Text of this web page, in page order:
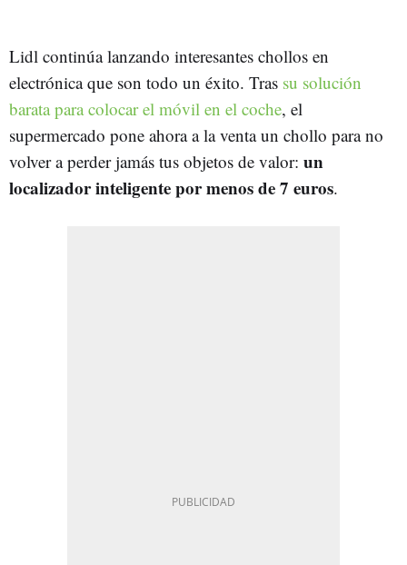
Lidl continúa lanzando interesantes chollos en
electrónica que son todo un éxito. Tras su solución
barata para colocar el móvil en el coche, el
supermercado pone ahora a la venta un chollo para no
volver a perder jamás tus objetos de valor: un
localizador inteligente por menos de 7 euros.